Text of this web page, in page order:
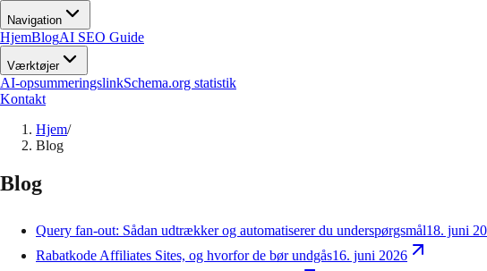
Navigation
HjemBlogAI SEO Guide
Værktøjer
AI-opsummeringslinkSchema.org statistik
Kontakt
Hjem/
Blog
Blog
Query fan-out: Sådan udtrækker og automatiserer du underspørgsmål18. juni
Rabatkode Affiliates Sites, og hvorfor de bør undgås16. juni 2026